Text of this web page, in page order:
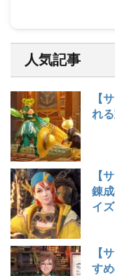
人気記事
【
れ
【
錬
イズ
【
す